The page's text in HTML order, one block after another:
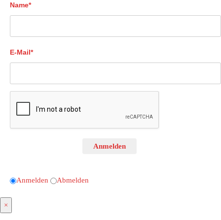
Name*
E-Mail*
Anmelden
Anmelden Abmelden
×